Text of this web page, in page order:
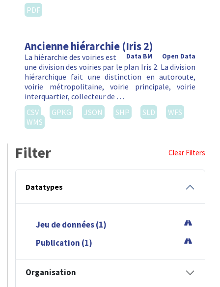
PDF
Ancienne hiérarchie (Iris 2)
Open Data
Data BM
La hiérarchie des voiries est
une division des voiries par le plan Iris 2. La division
hiérarchique fait une distinction en autoroute,
voirie métropolitaine, voirie principale, voirie
interquartier, collecteur de …
CSV
GPKG JSON SHP SLD
WFS
WMS
Filter Clear Filters
Datatypes
Jeu de données (1)
Publication (1)
Organisation